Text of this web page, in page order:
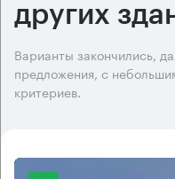
других
Варианты закончились,
предложения, с
критериев.